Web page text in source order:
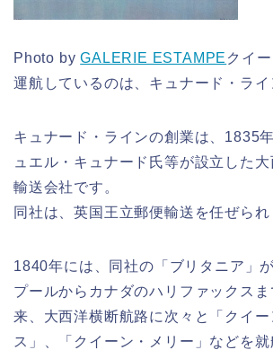
Photo byGALERIE ESTAMPE クイ
運航しているのは、キュナード・ライ
キュナード・ラインの創業は、1835
ュエル・キュナード氏等が設立した
輸送会社です。
同社は、英国王立郵便輸送を任ぜられ
1840年には、同社の「ブリタニア」
プールからカナダのハリファックスま
来、大西洋横断航路に次々と「クイ
ス」、「クイーン・メリー」などを